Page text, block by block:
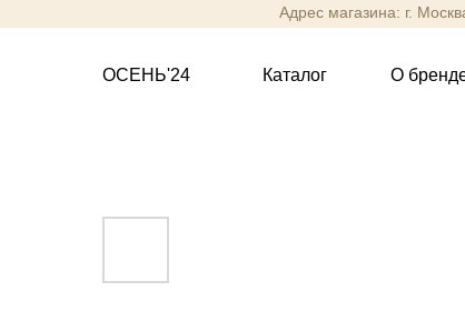
Адрес магазина: г.
ОСЕНЬ'24 Каталог О